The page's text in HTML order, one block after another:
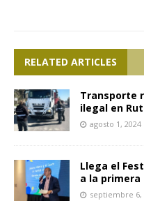
RELATED ARTICLES
Transporte
ilegal en
agosto 1, 2024
Llega el
a la
septiembre 6,